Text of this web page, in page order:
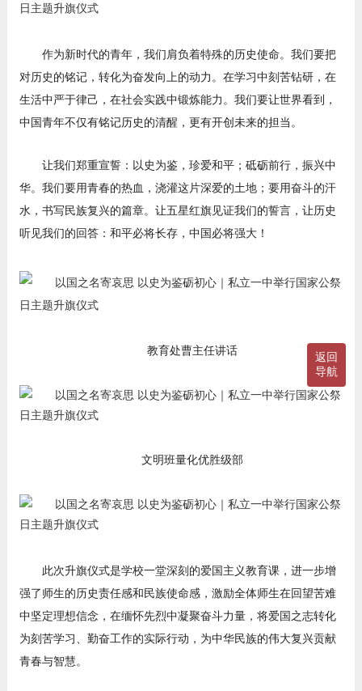
返回
导航
作为新时代的青年，我们肩负着特殊的历史使命。我们要把
对历史的铭记，转化为奋发向上的动力。在学习中刻苦钻研，在
生活中严于律己，在社会实践中锻炼能力。我们要让世界看到，
中国青年不仅有铭记历史的清醒，更有开创未来的担当。
让我们郑重宣誓：以史为鉴，珍爱和平；砥砺前行，振兴中
华。我们要用青春的热血，浇灌这片深爱的土地；要用奋斗的汗
水，书写民族复兴的篇章。让五星红旗见证我们的誓言，让历史
听见我们的回答：和平必将长存，中国必将强大！
教育处曹主任讲话
文明班量化优胜级部
此次升旗仪式是学校一堂深刻的爱国主义教育课，进一步增
强了师生的历史责任感和民族使命感，激励全体师生在回望苦难
中坚定理想信念，在缅怀先烈中凝聚奋斗力量，将爱国之志转化
为刻苦学习、勤奋工作的实际行动，为中华民族的伟大复兴贡献
青春与智慧。